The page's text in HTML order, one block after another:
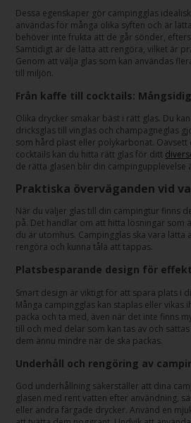
Dessa egenskaper gör campingglas
användas för många olika syften och är
behöver inte frukta att de går sönder,
Samtidigt är de lätta att rengöra, vilket är
Genom att välja glas som kan användas
till miljön.
Från kaffe till cocktails:
Olika drycker smakar bäst i rätt glas. Du
dricksglas till vinglas och champagneglas
som hård plast eller polykarbonat.
cocktails kan du hitta rätt glas för ditt
de rätta glasen blir din campingupplevelse
Praktiska överväganden vid
När du väljer glas till din campingtur finns
på. Det handlar om att hitta lösningar som
du är utomhus. Campingglas ska vara lätta
rengöra och kunna tåla att tappas.
Platsbesparande design för
Smart design är viktigt för att spara plats i
Många campingglas kan staplas eller vikas
packa och ta med, även när det inte finns
till och med delar som kan tas av och
dem ännu mindre när de ska packas.
Underhåll och rengöring av
God underhållning säkerställer att dina
glasen med rent vatten efter användning,
eller andra färgade drycker. Använd en